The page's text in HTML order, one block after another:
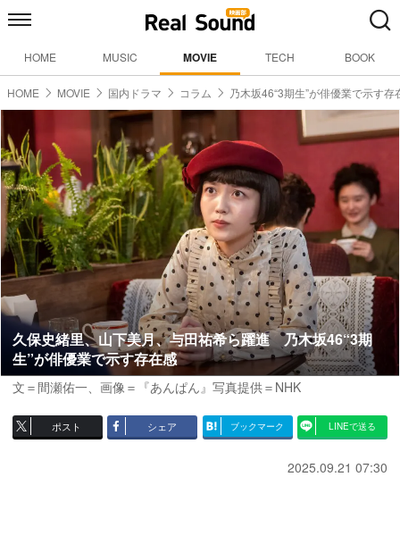
HOME MUSIC MOVIE TECH BOOK
HOME MOVIE 国内ドラマ コラム 乃木坂46“3期生”が俳優業で示す存
久保史緒里、山下美月、与田祐希ら躍進 乃木坂46“3期
生”が俳優業で示す存在感
文＝間瀬佑一、画像＝『あんぱん』写真提供＝NHK
ポスト シェア ブックマーク LINEで送る
2025.09.21 07:30